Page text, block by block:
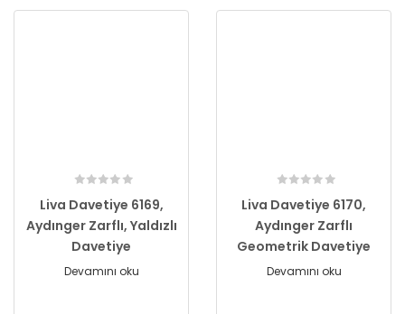
Liva Davetiye 6169,
Aydınger Zarflı, Yaldızlı
Davetiye
Devamını oku
Liva Davetiye 6170,
Aydınger Zarflı
Geometrik Davetiye
Devamını oku